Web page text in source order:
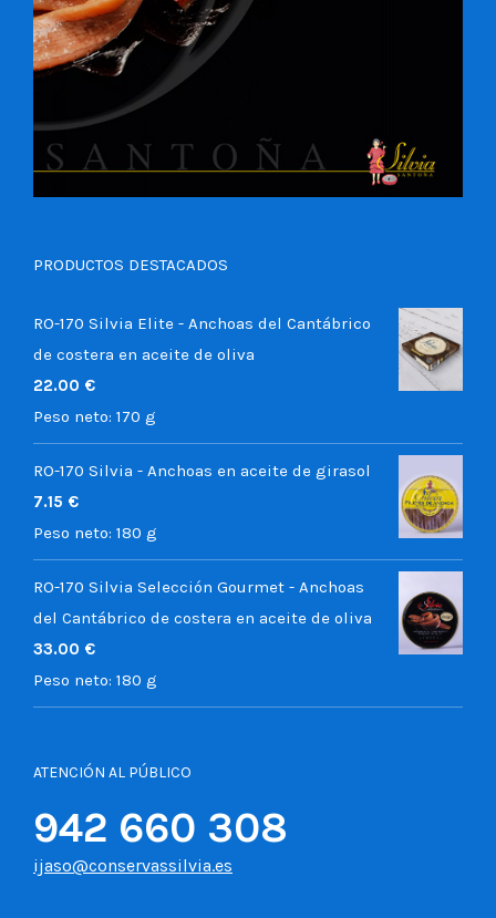
PRODUCTOS DESTACADOS
RO-170 Silvia Elite - Anchoas del Cantábrico
de costera en aceite de oliva
22.00 €
Peso neto: 170 g
RO-170 Silvia - Anchoas en aceite de girasol
7.15 €
Peso neto: 180 g
RO-170 Silvia Selección Gourmet - Anchoas
del Cantábrico de costera en aceite de oliva
33.00 €
Peso neto: 180 g
ATENCIÓN AL PÚBLICO
942 660 308
ijaso@conservassilvia.es